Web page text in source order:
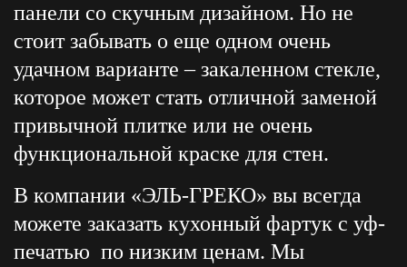
панели со скучным дизайном. Но не
стоит забывать о еще одном очень
удачном варианте – закаленном стекле,
которое может стать отличной заменой
привычной плитке или не очень
функциональной краске для стен.
В компании «ЭЛЬ-ГРЕКО» вы всегда
можете заказать кухонный фартук с уф-
печатью по низким ценам. Мы